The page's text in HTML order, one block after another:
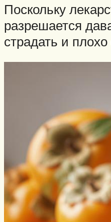
Поскольку
разрешается
страдать и